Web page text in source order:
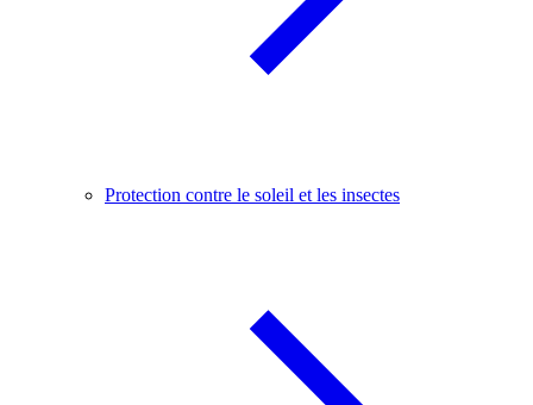
Protection contre le soleil et les insectes